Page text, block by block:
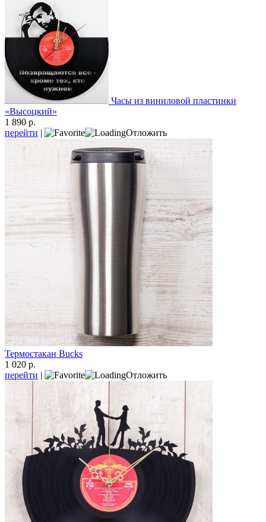
Часы из виниловой пластинки
«Высоцкий»
1 890 р.
перейти | Отложить
Термостакан Bucks
1 020 р.
перейти | Отложить